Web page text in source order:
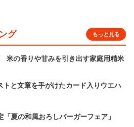
グ もっと見る
の香りや甘みを引き出す家庭用精米
トと文章を手がけたカード入りウエハ
夏の和風おろしバーガーフェア」